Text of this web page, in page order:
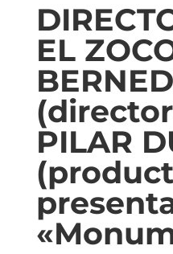
EL
BERNED
PILAR